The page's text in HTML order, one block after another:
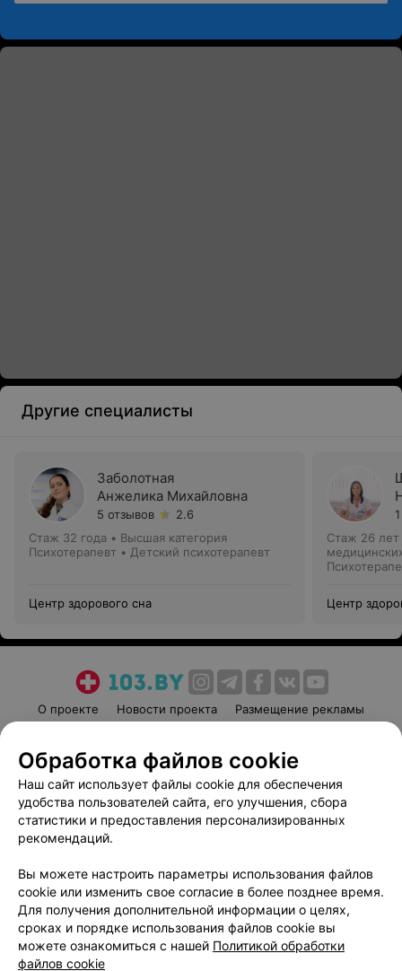
Другие специалисты
Заболотная
Анжелика Михайловна
5 отзывов
2.6
Стаж 32 года • Высшая категория
Психотерапевт • Детский психотерапевт
Центр здорового сна
Стаж 26 лет
Центр
О проекте Новости проекта
Размещение рекламы
Пользовательское соглашение
Способы оплаты
Вакансии
Партнеры
Написать руководителю 103.by
Обработка персональных данных
Обработка файлов cookie
Наш сайт использует файлы cookie для обеспечения
удобства пользователей сайта, его улучшения, сбора
статистики и предоставления персонализированных
рекомендаций.
Вы можете настроить параметры использования файлов
cookie или изменить свое согласие в более позднее время.
Для получения дополнительной информации о целях,
сроках и порядке использования файлов cookie вы
можете ознакомиться с нашей Политикой обработки
файлов cookie